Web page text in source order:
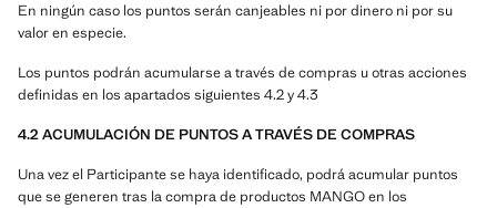
En ningún caso los puntos serán canjeables ni por dinero ni por su
valor en especie.
Los puntos podrán acumularse a través de compras u otras acciones
definidas en los apartados siguientes 4.2 y 4.3
4.2 ACUMULACIÓN DE PUNTOS A TRAVÉS DE COMPRAS
Una vez el Participante se haya identificado, podrá acumular puntos
que se generen tras la compra de productos MANGO en los